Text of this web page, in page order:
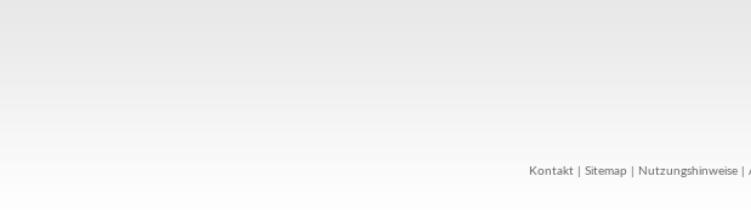
Kontakt Sitemap Nutzungshinweise